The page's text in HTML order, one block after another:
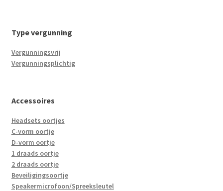
Type vergunning
Vergunningsvrij
Vergunningsplichtig
Accessoires
Headsets oortjes
C-vorm oortje
D-vorm oortje
1 draads oortje
2 draads oortje
Beveiligingsoortje
Speakermicrofoon/Spreeksleutel